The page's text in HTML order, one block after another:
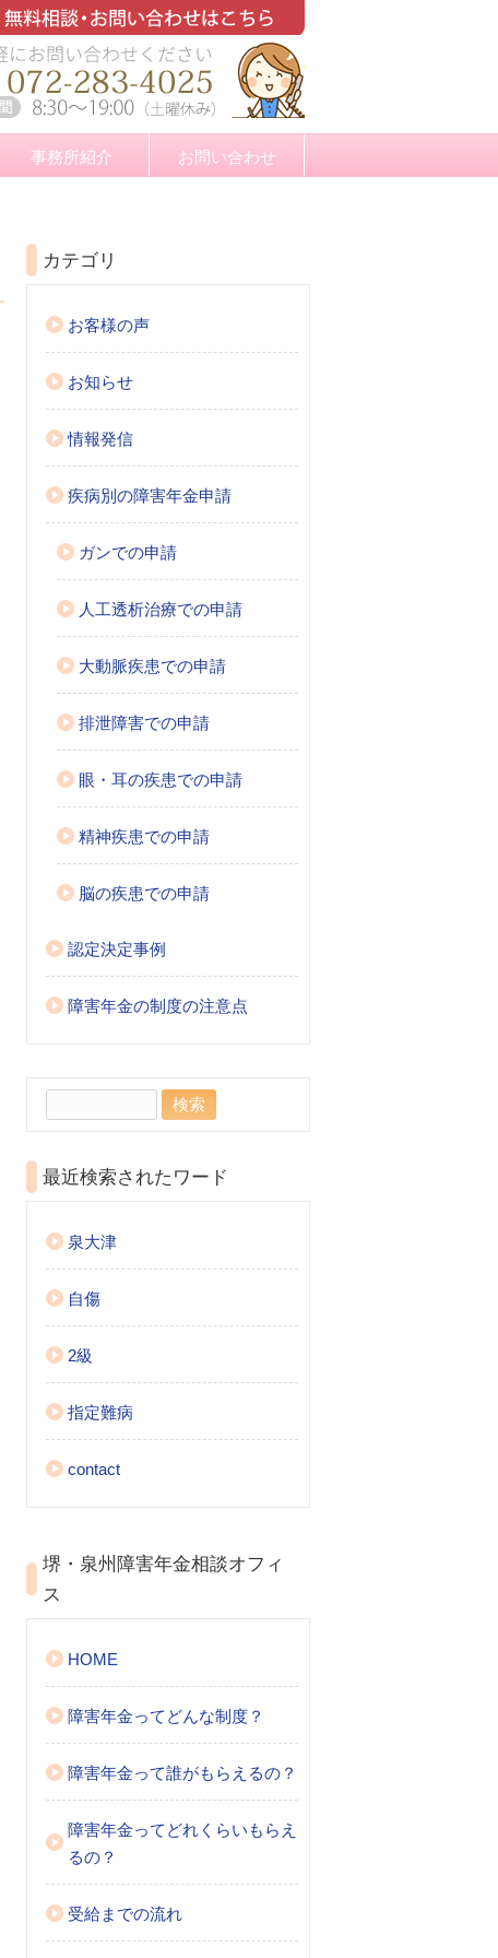
事務所紹介 お問い合わせ
カテゴリ
お客様の声
お知らせ
情報発信
疾病別の障害年金申請
ガンでの申請
人工透析治療での申請
大動脈疾患での申請
排泄障害での申請
眼・耳の疾患での申請
精神疾患での申請
脳の疾患での申請
認定決定事例
障害年金の制度の注意点
最近検索されたワード
泉大津
自傷
2級
指定難病
contact
堺・泉州障害年金相談オフィ
ス
HOME
障害年金ってどんな制度？
障害年金って誰がもらえるの？
障害年金ってどれくらいもらえ
るの？
受給までの流れ